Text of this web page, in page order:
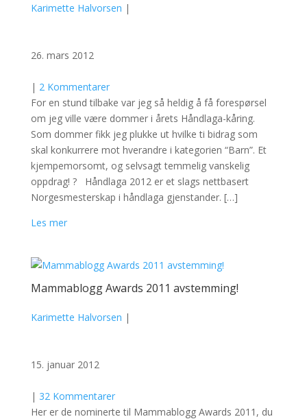
Karimette Halvorsen |
26. mars 2012
| 2 Kommentarer
For en stund tilbake var jeg så heldig å få forespørsel
om jeg ville være dommer i årets Håndlaga-kåring.
Som dommer fikk jeg plukke ut hvilke ti bidrag som
skal konkurrere mot hverandre i kategorien “Barn”. Et
kjempemorsomt, og selvsagt temmelig vanskelig
oppdrag! ? Håndlaga 2012 er et slags nettbasert
Norgesmesterskap i håndlaga gjenstander. […]
Les mer
Mammablogg Awards 2011 avstemming!
Karimette Halvorsen |
15. januar 2012
| 32 Kommentarer
Her er de nominerte til Mammablogg Awards 2011, du